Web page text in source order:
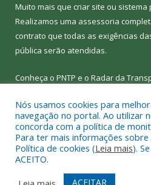
Muito mais que criar site ou sistema
Realizamos uma assessoria
contrato que todas as exigências
pública serão atendidas.
Conheça o PNTP e o Radar da
Todos os direitos reservados a
do
Mapa do Site Acessar Área
Nós usamos cookies para
navegação no portal. Ao utilizar
concorda com a política de
Para ter mais informações
Política de cookies (Leia mais).
ACEITO.
ACEITAR